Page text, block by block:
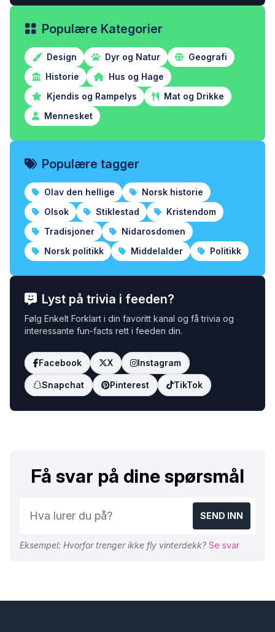
Populære Kategorier
Design Dyr og Natur
Geografi
Historie
Hus og Hage
Kjendis og Rampelys
Mat og Drikke
Mennesket
Populære tagger
Olav den hellige
Norsk historie
Olsok
Stiklestad
Kristendom
Tradisjoner
Nidarosdomen
Norsk politikk
Middelalder Politikk
Lyst på trivia i feeden?
Følg Enkelt Forklart i din favoritt kanal og få trivia og
interessante fun-facts rett i feeden din.
Facebook X Instagram
Snapchat Pinterest TikTok
Få svar på dine spørsmål
SEND INN
Eksempel: Hvorfor trenger ikke fly vinterdekk? Se svar